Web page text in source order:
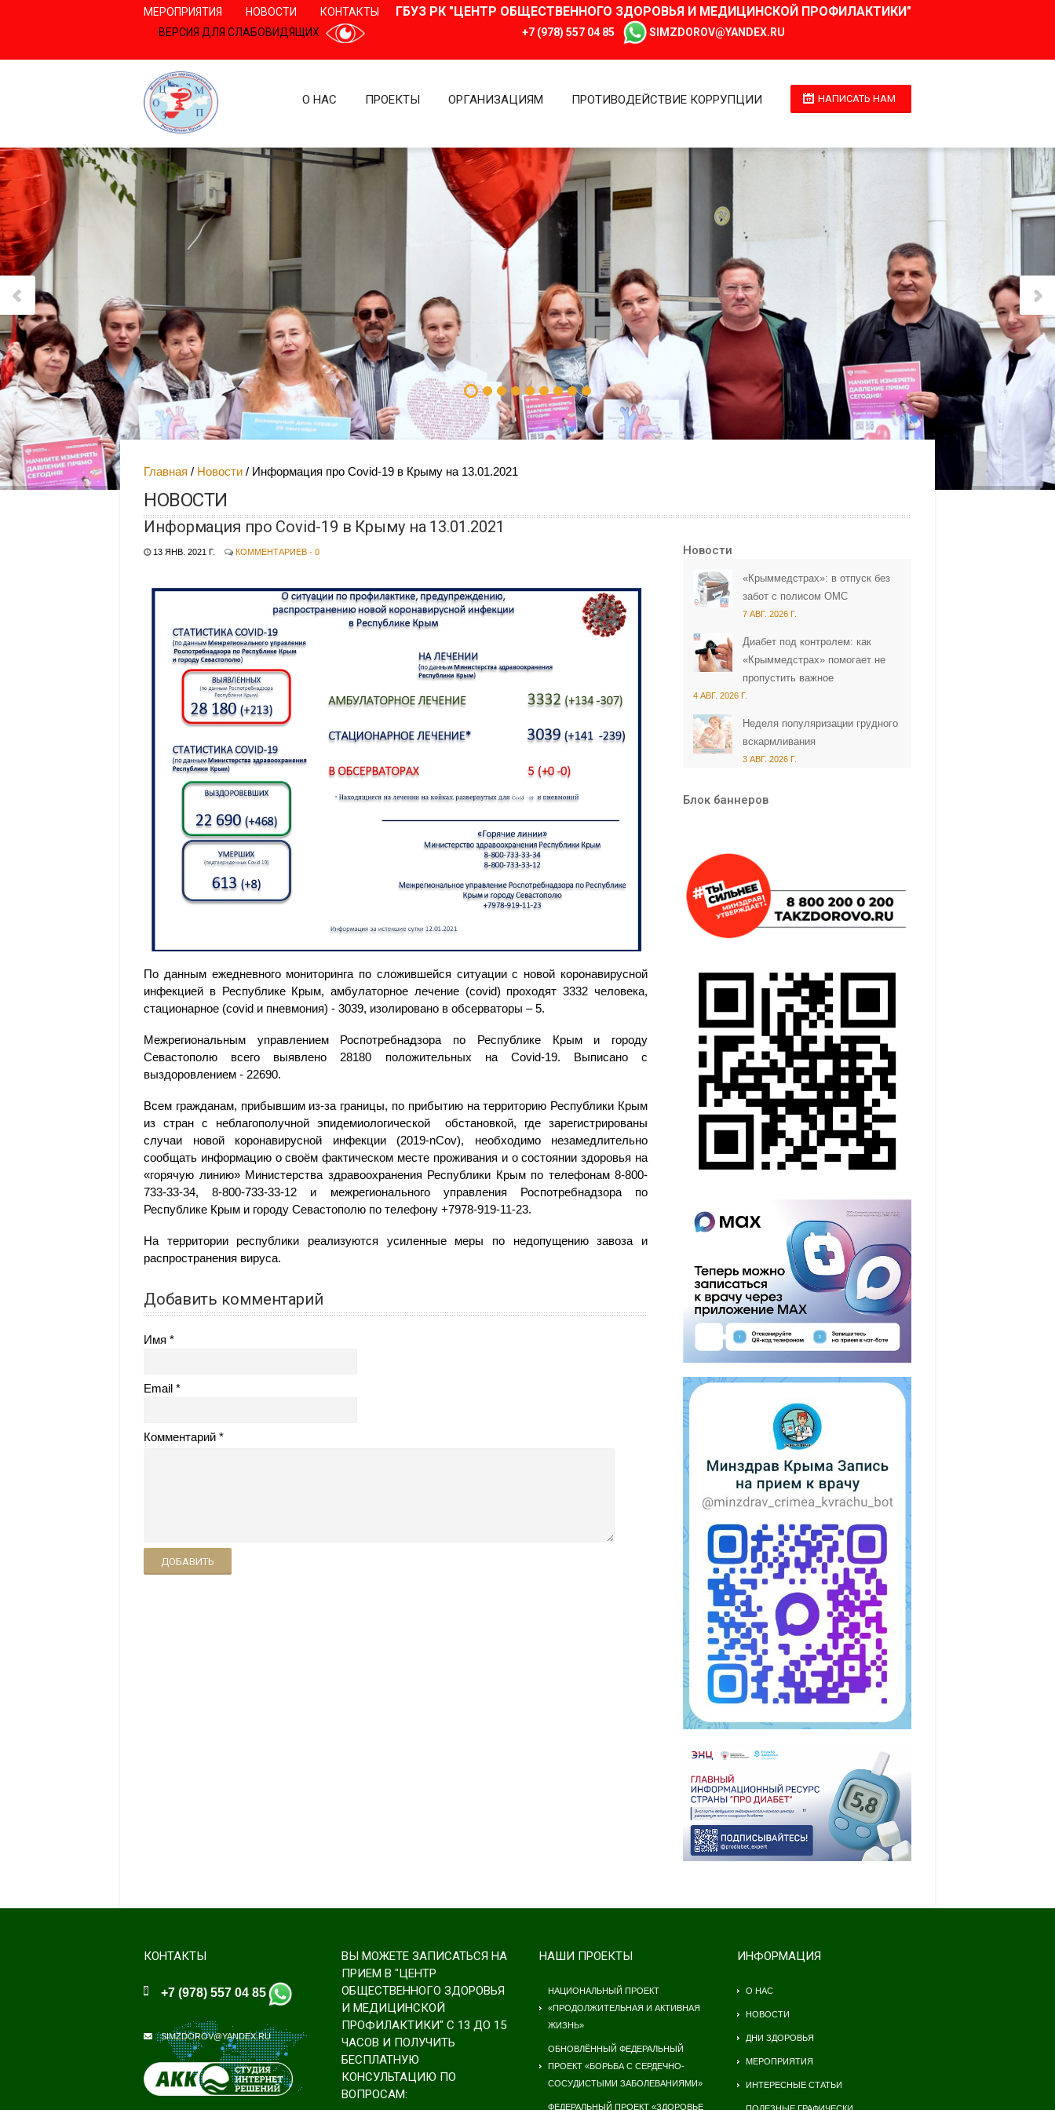
МЕРОПРИЯТИЯ НОВОСТИ
КОНТАКТЫ
ВЕРСИЯ ДЛЯ СЛАБОВИДЯЩИХ
ГБУЗ РК "ЦЕНТР ОБЩЕСТВЕННОГО ЗДОРОВЬЯ И МЕДИЦИНСКОЙ ПРОФИЛАКТИКИ"
+7 (978) 557 04 85 SIMZDOROV@YANDEX.RU
НАПИСАТЬ НАМ
О НАС ПРОЕКТЫ ОРГАНИЗАЦИЯМ ПРОТИВОДЕЙСТВИЕ КОРРУПЦИИ
Главная Новости Информация про Covid-19 в Крыму на 13.01.2021
НОВОСТИ
Информация про Covid-19 в Крыму на 13.01.2021
13 ЯНВ. 2021 Г. КОММЕНТАРИЕВ - 0
По данным ежедневного мониторинга по сложившейся ситуации с новой коронавирусной
инфекцией в Республике Крым, амбулаторное лечение (covid) проходят 3332 человека,
стационарное (covid и пневмония) - 3039, изолировано в обсерваторы – 5.
Межрегиональным управлением Роспотребнадзора по Республике Крым и городу
Севастополю всего выявлено 28180 положительных на Covid-19. Выписано с
выздоровлением - 22690.
Всем гражданам, прибывшим из-за границы, по прибытию на территорию Республики Крым
из стран с неблагополучной эпидемиологической обстановкой, где зарегистрированы
случаи новой коронавирусной инфекции (2019-nCov), необходимо незамедлительно
сообщать информацию о своём фактическом месте проживания и о состоянии здоровья на
«горячую линию» Министерства здравоохранения Республики Крым по телефонам 8-800-
733-33-34, 8-800-733-33-12 и межрегионального управления Роспотребнадзора по
Республике Крым и городу Севастополю по телефону +7978-919-11-23.
На территории республики реализуются усиленные меры по недопущению завоза и
распространения вируса.
Добавить комментарий
Имя
Email
Комментарий
ДОБАВИТЬ
Новости
«Крыммедстрах»: в отпуск без
забот с полисом ОМС
7 АВГ. 2026 Г.
Диабет под контролем: как
«Крыммедстрах» помогает не
пропустить важное
4 АВГ. 2026 Г.
Неделя популяризации грудного
вскармливания
3 АВГ. 2026 Г.
Блок баннеров
КОНТАКТЫ
+7 (978) 557 04 85
SIMZDOROV@YANDEX.RU
ВЫ МОЖЕТЕ ЗАПИСАТЬСЯ НА
ПРИЕМ В "ЦЕНТР
ОБЩЕСТВЕННОГО ЗДОРОВЬЯ
И МЕДИЦИНСКОЙ
ПРОФИЛАКТИКИ" С 13 ДО 15
ЧАСОВ И ПОЛУЧИТЬ
БЕСПЛАТНУЮ
КОНСУЛЬТАЦИЮ ПО
ВОПРОСАМ:
НАШИ ПРОЕКТЫ
НАЦИОНАЛЬНЫЙ ПРОЕКТ
«ПРОДОЛЖИТЕЛЬНАЯ И АКТИВНАЯ
ЖИЗНЬ»
ОБНОВЛЁННЫЙ ФЕДЕРАЛЬНЫЙ
ПРОЕКТ «БОРЬБА С СЕРДЕЧНО-
СОСУДИСТЫМИ ЗАБОЛЕВАНИЯМИ»
ФЕДЕРАЛЬНЫЙ ПРОЕКТ «ЗДОРОВЬЕ
ИНФОРМАЦИЯ
О НАС
НОВОСТИ
ДНИ ЗДОРОВЬЯ
МЕРОПРИЯТИЯ
ИНТЕРЕСНЫЕ СТАТЬИ